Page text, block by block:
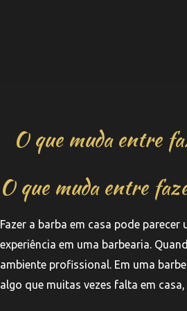
O que muda entre
O que muda entre
Fazer a barba em casa pode
experiência em uma barbearia.
ambiente profissional. Em uma
algo que muitas vezes falta em